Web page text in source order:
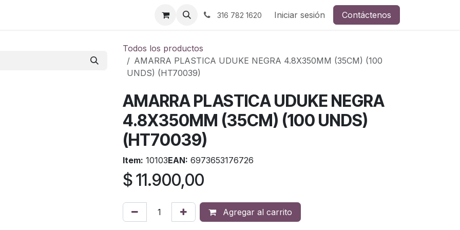
316 782 1620 Iniciar sesión Contáctenos
Todos los productos
AMARRA PLASTICA UDUKE NEGRA 4.8X350MM (35CM) (100
UNDS) (HT70039)
AMARRA PLASTICA UDUKE NEGRA
4.8X350MM (35CM) (100 UNDS)
(HT70039)
Item: 10103EAN: 6973653176726
$11.900,00
Agregar al carrito